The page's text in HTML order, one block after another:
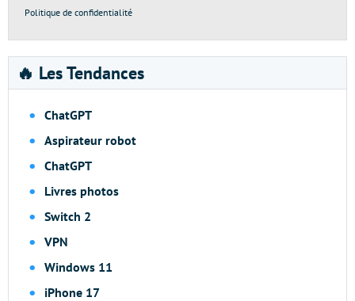
Politique de confidentialité
🔥 Les Tendances
ChatGPT
Aspirateur robot
ChatGPT
Livres photos
Switch 2
VPN
Windows 11
iPhone 17